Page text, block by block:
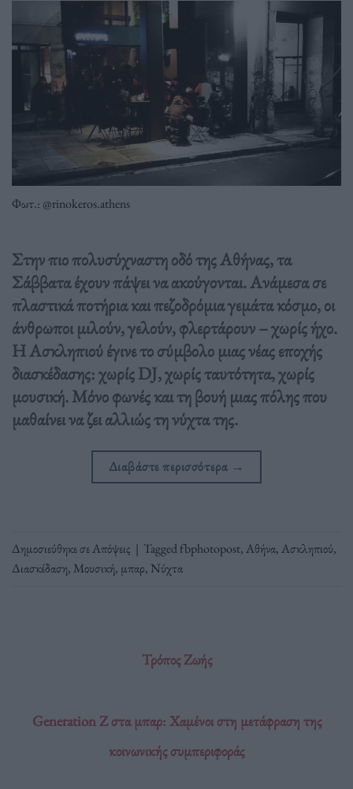
Φωτ.: @rinokeros.athens
Στην πιο πολυσύχναστη οδό της Αθήνας, τα
Σάββατα έχουν πάψει να ακούγονται. Ανάμεσα σε
πλαστικά ποτήρια και πεζοδρόμια γεμάτα κόσμο, οι
άνθρωποι μιλούν, γελούν, φλερτάρουν – χωρίς ήχο.
Η Ασκληπιού έγινε το σύμβολο μιας νέας εποχής
διασκέδασης: χωρίς DJ, χωρίς ταυτότητα, χωρίς
μουσική. Mόνο φωνές και τη βουή μιας πόλης που
μαθαίνει να ζει αλλιώς τη νύχτα της.
Διαβάστε περισσότερα →
Δημοσιεύθηκε σεΑπόψεις | Taggedfbphotopost,Αθήνα,Ασκληπιού,
Διασκέδαση, Μουσική, μπαρ, Νύχτα
Τρόπος Ζωής
Generation Z στα μπαρ: Χαμένοι στη μετάφραση της
κοινωνικής συμπεριφοράς